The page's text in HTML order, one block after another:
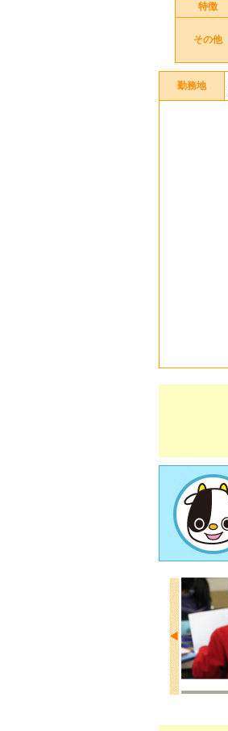
特徴
その他
勤務地